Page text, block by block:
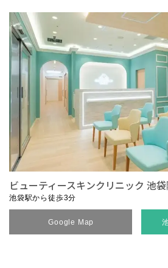
ビューティースキンクリニック 池
池袋駅から徒歩3分
Google Map